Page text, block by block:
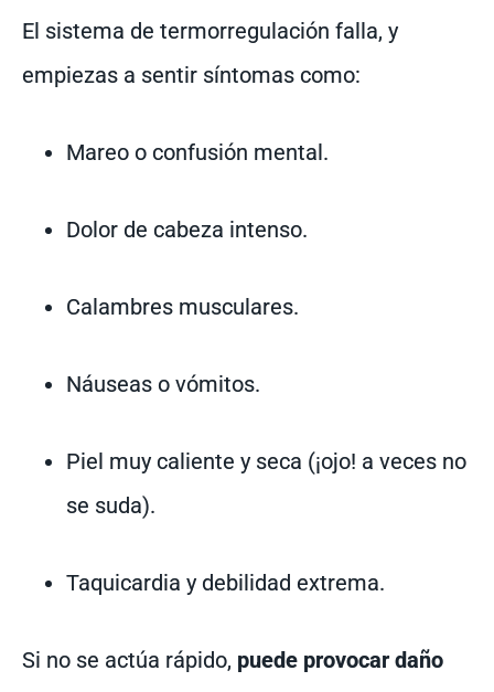
El sistema de termorregulación falla, y
empiezas a sentir síntomas como:
Mareo o confusión mental.
Dolor de cabeza intenso.
Calambres musculares.
Náuseas o vómitos.
Piel muy caliente y seca (¡ojo! a veces no
se suda).
Taquicardia y debilidad extrema.
Si no se actúa rápido, puede provocar daño